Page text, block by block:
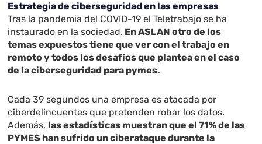
Estrategia de ciberseguridad en las empresas
Tras la pandemia del COVID-19 el Teletrabajo se ha
instaurado en la sociedad. En ASLAN otro de los
temas expuestos tiene que ver con el trabajo en
remoto y todos los desafíos que plantea en el caso
de la ciberseguridad para pymes.
Cada 39 segundos una empresa es atacada por
ciberdelincuentes que pretenden robar los datos.
Además, las estadísticas muestran que el 71% de las
PYMES han sufrido un ciberataque durante la